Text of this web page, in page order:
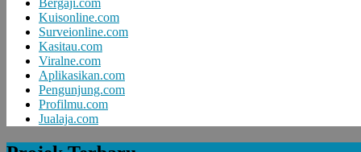
Kuisonline.com
Surveionline.com
Kasitau.com
Viralne.com
Aplikasikan.com
Pengunjung.com
Profilmu.com
Jualaja.com